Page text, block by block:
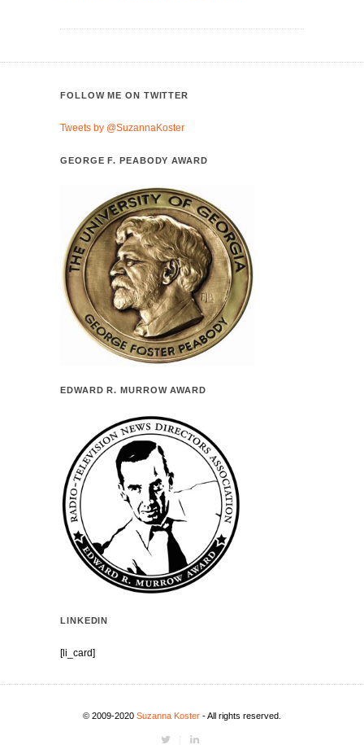
FOLLOW ME ON TWITTER
Tweets by @SuzannaKoster
GEORGE F. PEABODY AWARD
EDWARD R. MURROW AWARD
LINKEDIN
[li_card]
© 2009-2020 Suzanna Koster - All rights reserved.